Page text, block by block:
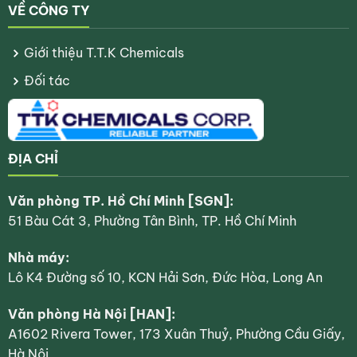
Keo phủ mờ hệ UV là loại keo đóng rắn bằng đèn UV sau khi
4. Ứng dụng tiêu biểu của keo phủ mờ
4.1. Bao bì giấy cao cấp
Các thương hiệu thường sử dụng lớp phủ mờ cho hộp sản
VỀ CÔNG TY
Giới thiệu T.T.K Chemicals
Đối tác
ĐỊA CHỈ
Văn phòng TP. Hồ Chí Minh [SGN]:
51 Bàu Cát 3, Phường Tân Bình, TP. Hồ Chí Minh
Nhà máy:
Lô K4 Đường số 10, KCN Hải Sơn, Đức Hòa, Long An
Văn phòng Hà Nội [HAN]:
A1602 Rivera Tower, 173 Xuân Thuỷ, Phường Cầu Giấy,
Hà Nội